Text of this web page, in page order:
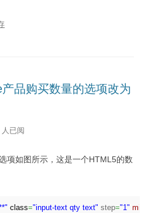
品购买数量的选项改为
人已阅
项如图所示，这是一个HTML5的数
class="input-text qty text" step="1" min